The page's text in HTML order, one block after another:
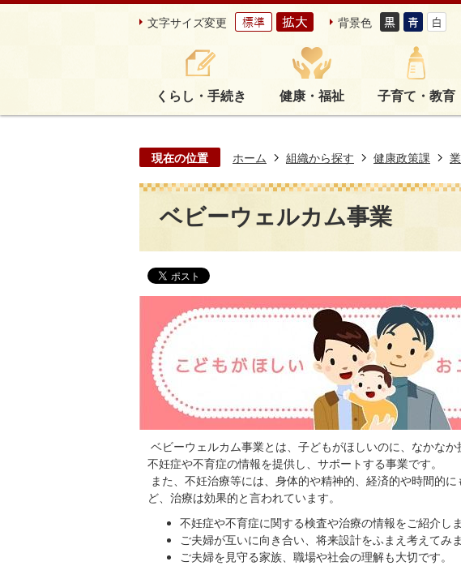
文字サイズ変更 背景色
くらし・手続き 健康・福祉 子育て・教育
現在の位置 ホーム 組織から探す 健康政策課
ベビーウェルカム事業
ベビーウェルカム事業とは、子どもがほしいのに、なかなか
不妊症や不育症の情報を提供し、サポートする事業です。
また、不妊治療等には、身体的や精神的、経済的や時間的
ど、治療は効果的と言われています。
不妊症や不育症に関する検査や治療の情報をご紹介しま
ご夫婦が互いに向き合い、将来設計をふまえ考えてみま
ご夫婦を見守る家族、職場や社会の理解も大切です。